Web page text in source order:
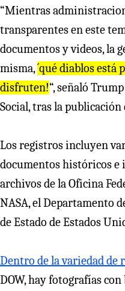
“Mientras
transparentes en este
documentos y videos, la
misma,´qué diablos está
disfruten!“, señaló
Social, tras la publicación
Los registros incluyen
documentos históricos e
archivos de la Oficina
NASA, el Departamento
de Estado de Estados
Dentro de la variedad de
DOW, hay fotografías